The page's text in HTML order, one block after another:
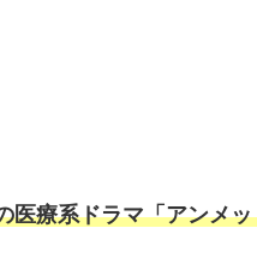
医療系ドラマ「アンメ